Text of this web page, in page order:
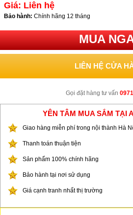
Giá: Liên hệ
Bảo hành: Chính hãng 12 tháng
MUA
LIÊN HỆ CỬA
Gọi đặt hàng tư vấn
YÊN TÂM MUA SẮM TẠI
Giao hàng miễn phí trong nội thành Hà
Thanh toán thuận tiện
Sản phẩm 100% chính hãng
Bảo hành tại nơi sử dụng
Giá cạnh tranh nhất thị trường